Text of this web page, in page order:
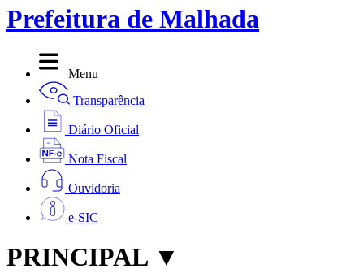
Prefeitura de Malhada
Menu
Transparência
Diário Oficial
Nota Fiscal
Ouvidoria
e-SIC
PRINCIPAL ▼